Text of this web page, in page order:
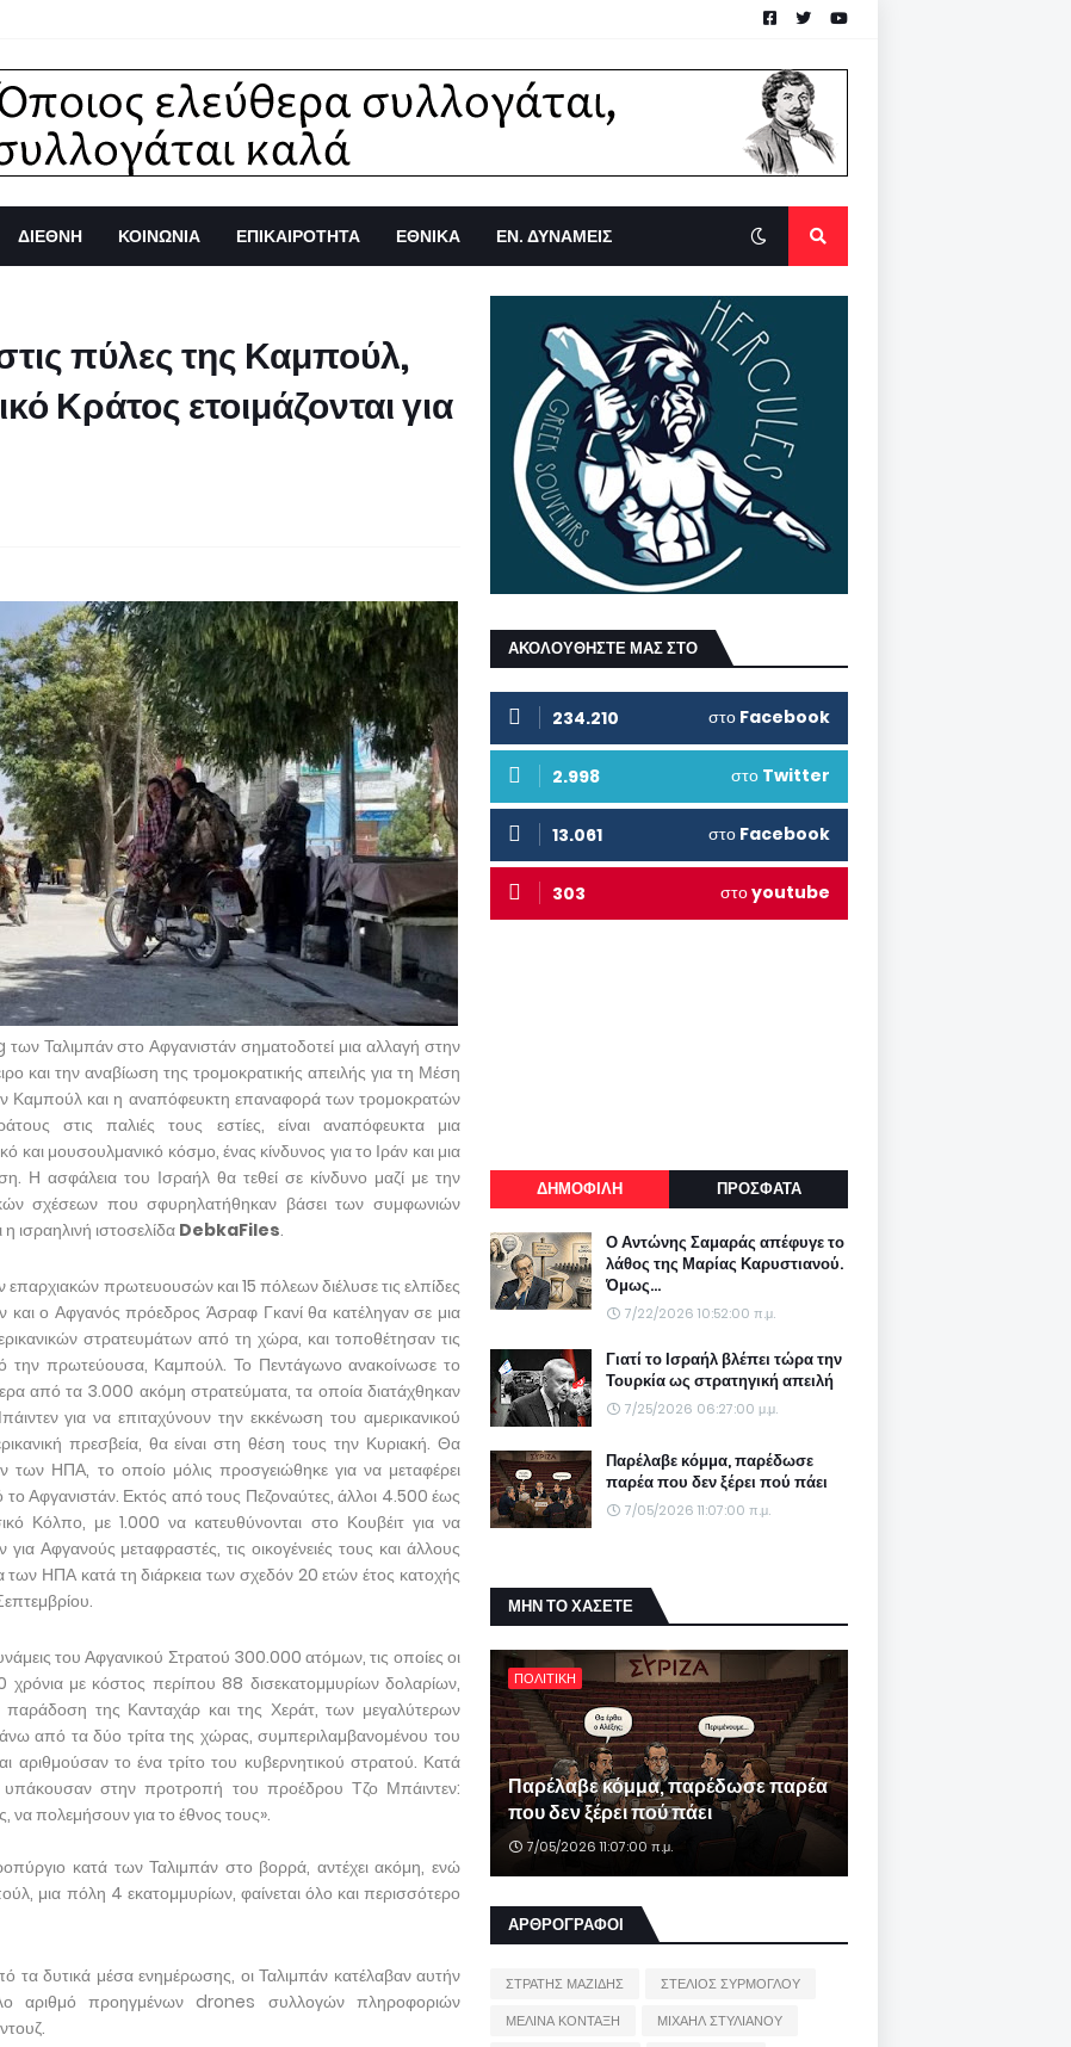
ΔΙΕΘΝΗ ΚΟΙΝΩΝΙΑ ΕΠΙΚΑΙΡΟΤΗΤΑ ΕΘΝΙΚΑ ΕΝ. ΔΥΝΑΜΕΙΣ
πύλες της Καμπούλ,
Κράτος ετοιμάζονται για
Ταλιμπάν στο Αφγανιστάν σηματοδοτεί μια αλλαγή στην
και την αναβίωση της τρομοκρατικής απειλής για τη Μέση
Καμπούλ και η αναπόφευκτη επαναφορά των τρομοκρατών
στις παλιές τους εστίες, είναι αναπόφευκτα μια
μουσουλμανικό κόσμο, ένας κίνδυνος για το Ιράν και μια
Η ασφάλεια του Ισραήλ θα τεθεί σε κίνδυνο μαζί με την
σχέσεων που σφυρηλατήθηκαν βάσει των συμφωνιών
ιστοσελίδα DebkaFiles.
πρωτευουσών και 15 πόλεων διέλυσε τις ελπίδες
και ο Αφγανός πρόεδρος Άσραφ Γκανί θα κατέληγαν σε μια
στρατευμάτων από τη χώρα, και τοποθέτησαν τις
την πρωτεύουσα, Καμπούλ. Το Πεντάγωνο ανακοίνωσε το
από τα 3.000 ακόμη στρατεύματα, τα οποία διατάχθηκαν
για να επιταχύνουν την εκκένωση του αμερικανικού
πρεσβεία, θα είναι στη θέση τους την Κυριακή. Θα
ΗΠΑ, το οποίο μόλις προσγειώθηκε για να μεταφέρει
το Αφγανιστάν. Εκτός από τους Πεζοναύτες, άλλοι 4.500 έως
Κόλπο, με 1.000 να κατευθύνονται στο Κουβέιτ για να
Αφγανούς μεταφραστές, τις οικογένειές τους και άλλους
των ΗΠΑ κατά τη διάρκεια των σχεδόν 20 ετών έτος κατοχής
του Αφγανικού Στρατού 300.000 ατόμων, τις οποίες οι
χρόνια με κόστος περίπου 88 δισεκατομμυρίων δολαρίων,
της Κανταχάρ και της Χεράτ, των μεγαλύτερων
από τα δύο τρίτα της χώρας, συμπεριλαμβανομένου του
αριθμούσαν το ένα τρίτο του κυβερνητικού στρατού. Κατά
υπάκουσαν στην προτροπή του προέδρου Τζο Μπάιντεν:
να πολεμήσουν για το έθνος τους».
κατά των Ταλιμπάν στο βορρά, αντέχει ακόμη, ενώ
μια πόλη 4 εκατομμυρίων, φαίνεται όλο και περισσότερο
δυτικά μέσα ενημέρωσης, οι Ταλιμπάν κατέλαβαν αυτήν
αριθμό προηγμένων drones συλλογών πληροφοριών
ΑΚΟΛΟΥΘΗΣΤΕ ΜΑΣ ΣΤΟ
234.210 στο Facebook
2.998 στο Twitter
13.061 στο Facebook
303 στοyoutube
ΔΗΜΟΦΙΛΗ ΠΡΟΣΦΑΤΑ
Ο Αντώνης Σαμαράς απέφυγε το
λάθος της Μαρίας Καρυστιανού.
Όμως...
7/22/2026 10:52:00 π.μ.
Γιατί το Ισραήλ βλέπει τώρα την
Τουρκία ως στρατηγική απειλή
7/25/2026 06:27:00 μ.μ.
Παρέλαβε κόμμα, παρέδωσε
παρέα που δεν ξέρει πού πάει
7/05/2026 11:07:00 π.μ.
ΜΗΝ ΤΟ ΧΑΣΕΤΕ
ΠΟΛΙΤΙΚΗ
Παρέλαβε κόμμα, παρέδωσε παρέα
που δεν ξέρει πού πάει
7/05/2026 11:07:00 π.μ.
ΑΡΘΡΟΓΡΑΦΟΙ
ΣΤΡΑΤΗΣ ΜΑΖΙΔΗΣ
ΣΤΕΛΙΟΣ ΣΥΡΜΟΓΛΟΥ
ΜΕΛΙΝΑ ΚΟΝΤΑΞΗ
ΜΙΧΑΗΛ ΣΤΥΛΙΑΝΟΥ